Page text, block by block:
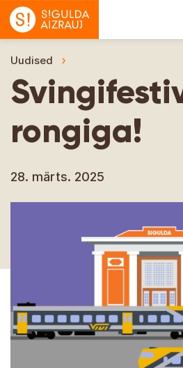
Uudised
rongiga!
28. märts. 2025